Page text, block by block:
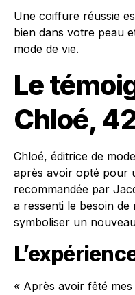
Une coiffure réussie
bien dans votre peau
mode de vie.
Le
Chloé,
Chloé, éditrice de
après avoir opté pour
recommandée par
a ressenti le besoin
symboliser un
« Après avoir fêté mes